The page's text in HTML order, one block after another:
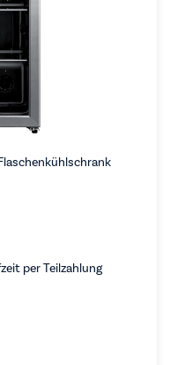
per Teilzahlung